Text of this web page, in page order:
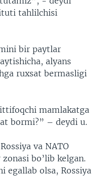
tahlilchisi
bir paytlar
alyans
ruxsat bermasligi
mamlakatga
bormi?” – deydi u.
va NATO
bo’lib kelgan.
egallab olsa, Rossiya